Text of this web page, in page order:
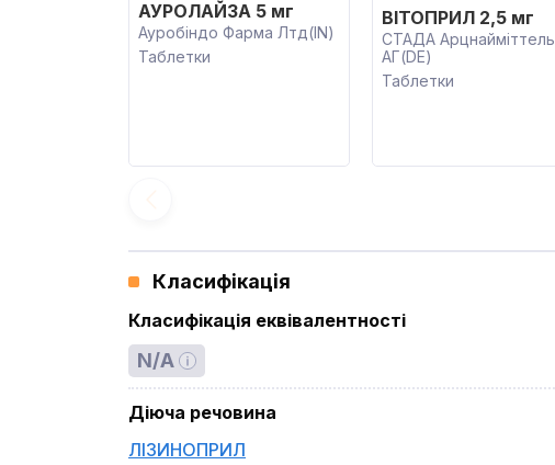
АУРОЛАЙЗА 5 мг
Ауробіндо Фарма Лтд(IN)
Таблетки
ВІТОПРИЛ 2,5 мг
СТАДА Арцнайміттель
АГ(DE)
Таблетки
Класифікація
Класифікація еквівалентності
N/A
Діюча речовина
ЛІЗИНОПРИЛ